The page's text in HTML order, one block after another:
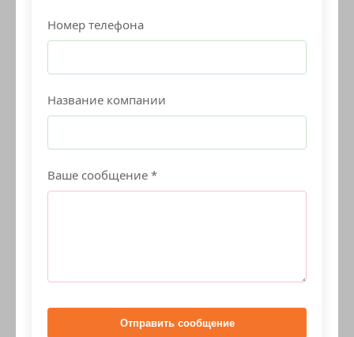
Номер телефона
Название компании
Ваше сообщение *
Отправить сообщение